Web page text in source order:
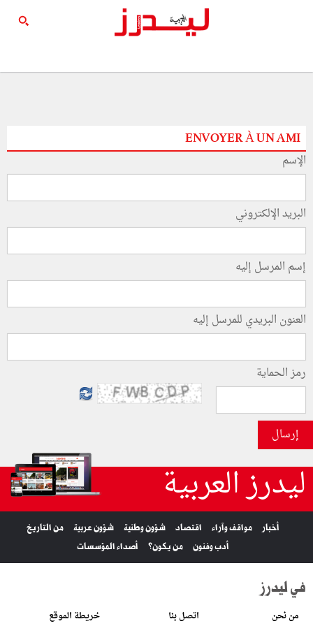
ENVOYER À UN AMI
الإسم
البريد الإلكتروني
إسم المرسل إليه
العنون البريدي للمرسل إليه
رمز الحماية
إرسال
ليدرز العربية
أخبار مواقف وآراء اقتصاد شؤون وطنية شؤون عربية
من التاريخ
أدب وفنون
من يكون؟ أصداء المؤسسات
في ليدرز
من نحن اتصل بنا خريطة الموقع